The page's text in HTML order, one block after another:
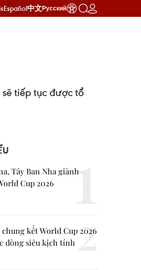
Español中文Русский
tiếp tục được tổ
Tây Ban Nha giành
Cup 2026
kết World Cup 2026
dòng siêu kịch tính